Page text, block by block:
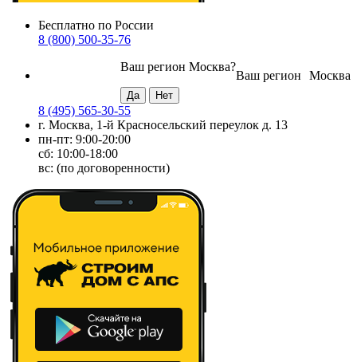
Бесплатно по России
8 (800) 500-35-76
Москва
Ваш регион
Ваш регион Москва?
8 (495) 565-30-55
г. Москва, 1-й Красносельский переулок д. 13
пн-пт: 9:00-20:00
сб: 10:00-18:00
вс: (по договоренности)